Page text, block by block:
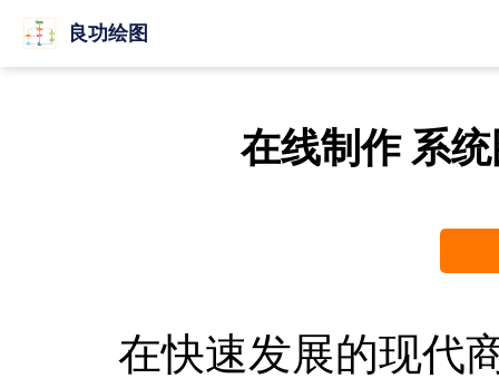
良功绘图
在线制作 系
在快速发展的现代